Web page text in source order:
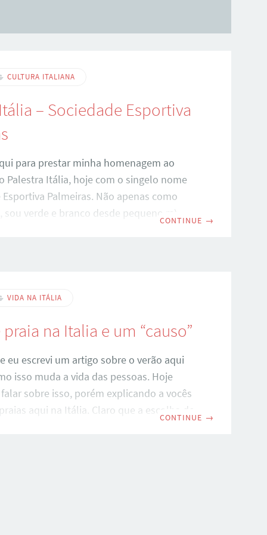
CULTURA ITALIANA
– Sociedade Esportiva
para prestar minha homenagem ao
Palestra Itália, hoje com o singelo nome
Palmeiras. Não apenas como
verde e branco desde pequeno rs)
de agosto de 1914, na cidade de São
CONTINUE →
VIDA NA ITÁLIA
na Italia e um “causo”
eu escrevi um artigo sobre o verão aqui
isso muda a vida das pessoas. Hoje
sobre isso, porém explicando a vocês
aqui na Itália. Claro que a escolha do
CONTINUE →